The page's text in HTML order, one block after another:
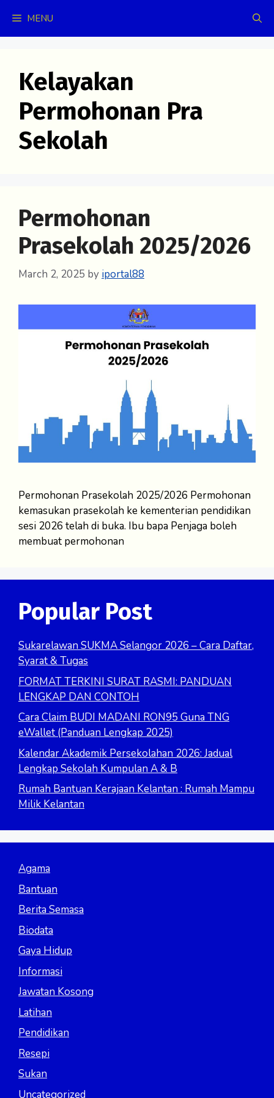
content
MENU
Kelayakan
Permohonan Pra
Sekolah
Permohonan
Prasekolah 2025/2026
March 2, 2025 by iportal88
Permohonan Prasekolah 2025/2026 Permohonan
kemasukan prasekolah ke kementerian pendidikan
sesi 2026 telah di buka. Ibu bapa Penjaga boleh
membuat permohonan
Popular Post
Sukarelawan SUKMA Selangor 2026 – Cara Daftar,
Syarat & Tugas
FORMAT TERKINI SURAT RASMI: PANDUAN
LENGKAP DAN CONTOH
Cara Claim BUDI MADANI RON95 Guna TNG
eWallet (Panduan Lengkap 2025)
Kalendar Akademik Persekolahan 2026: Jadual
Lengkap Sekolah Kumpulan A & B
Rumah Bantuan Kerajaan Kelantan : Rumah Mampu
Milik Kelantan
Agama
Bantuan
Berita Semasa
Biodata
Gaya Hidup
Informasi
Jawatan Kosong
Latihan
Pendidikan
Resepi
Sukan
Uncategorized